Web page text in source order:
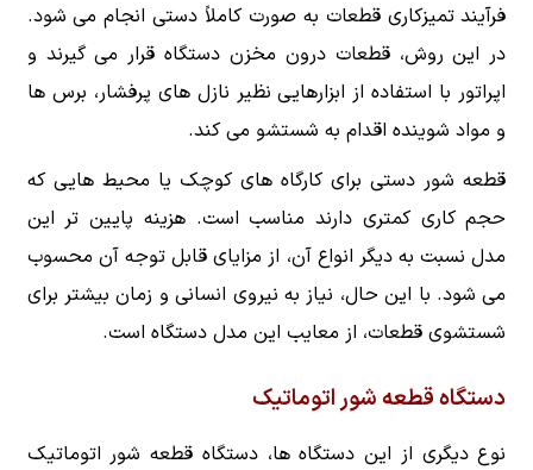
فرآیند تمیزکاری قطعات به صورت کاملاً دستی انجام می شود.
در این روش، قطعات درون مخزن دستگاه قرار می گیرند و
اپراتور با استفاده از ابزارهایی نظیر نازل های پرفشار، برس ها
و مواد شوینده اقدام به شستشو می کند.
قطعه شور دستی برای کارگاه های کوچک یا محیط هایی که
حجم کاری کمتری دارند مناسب است. هزینه پایین تر این
مدل نسبت به دیگر انواع آن، از مزایای قابل توجه آن محسوب
می شود. با این حال، نیاز به نیروی انسانی و زمان بیشتر برای
شستشوی قطعات، از معایب این مدل دستگاه است.
دستگاه قطعه شور اتوماتیک
نوع دیگری از این دستگاه ها، دستگاه قطعه شور اتوماتیک